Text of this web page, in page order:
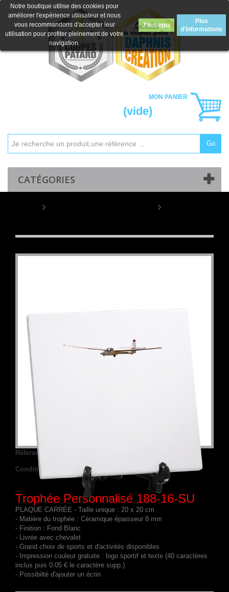
MON PANIER
(vide)
Go
CATÉGORIES
Notre boutique utilise des cookies pour
améliorer l'expérience utilisateur et nous
vous recommandons d'accepter leur
utilisation pour profiter pleinement de votre
navigation.
J'accepte
Plus
d'informations
Référence :
Condition : Nouveau produit
Trophée Personnalisé 188-16-SU
PLAQUE CARRÉE - Taille unique : 20 x 20 cm
- Matière du trophée : Céramique épaisseur 8 mm
- Finition : Fond Blanc
- Livrée avec chevalet
- Grand choix de sports et d'activités disponibles
- Impression couleur gratuite : logo sportif et texte (40 caractères
inclus puis 0.05 € le caractère supp.)
- Possibilté d'ajouter un écrin